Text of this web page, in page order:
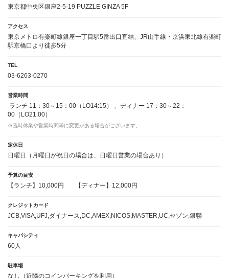
東京都中央区銀座2-5-19 PUZZLE GINZA 5F
アクセス
東京メトロ有楽町線銀座一丁目駅5番出口直結、JR山手線・京浜東北線有楽町
駅京橋口より徒歩5分
TEL
03-6263-0270
営業時間
ランチ 11：30～15：00（LO14:15） 、ディナー 17：30～22：
00（LO21:00）
※臨時休業や営業時間等に変更がある場合がございます。
定休日
日曜日（月曜日が祝日の場合は、日曜日営業の場合あり）
予算の目安
【ランチ】10,000円 【ディナー】12,000円
クレジットカード
JCB,VISA,UFJ,ダイナース,DC,AMEX,NICOS,MASTER,UC,セゾン,銀聯
キャパシティ
60人
駐車場
なし（近隣のコインパーキングを利用）